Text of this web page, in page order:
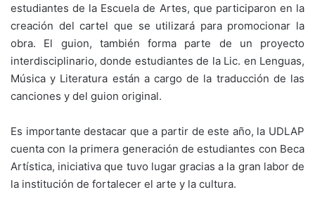
estudiantes de la Escuela de Artes, que participaron en la
creación del cartel que se utilizará para promocionar la
obra. El guion, también forma parte de un proyecto
interdisciplinario, donde estudiantes de la Lic. en Lenguas,
Música y Literatura están a cargo de la traducción de las
canciones y del guion original.
Es importante destacar que a partir de este año, la UDLAP
cuenta con la primera generación de estudiantes con Beca
Artística, iniciativa que tuvo lugar gracias a la gran labor de
la institución de fortalecer el arte y la cultura.